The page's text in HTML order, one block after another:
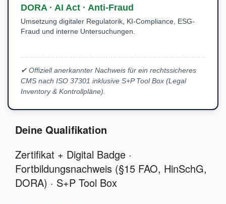
DORA · AI Act · Anti-Fraud
Umsetzung digitaler Regulatorik, KI-Compliance, ESG-
Fraud und interne Untersuchungen.
✔ Offiziell anerkannter Nachweis für ein rechtssicheres
CMS nach ISO 37301 inklusive S+P Tool Box (Legal
Inventory & Kontrollpläne).
Deine Qualifikation
Zertifikat + Digital Badge ·
Fortbildungsnachweis (§15 FAO, HinSchG,
DORA) · S+P Tool Box